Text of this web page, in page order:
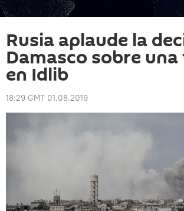
Rusia aplaude la
Damasco sobre
en Idlib
18:29 GMT 01.08.2019